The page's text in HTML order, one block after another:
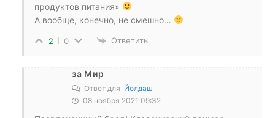
продуктов питания»
А вообще, конечно, не смешно…
2 0 Ответить
за Мир
Ответ для Йолдаш
08 ноября 2021 09:32